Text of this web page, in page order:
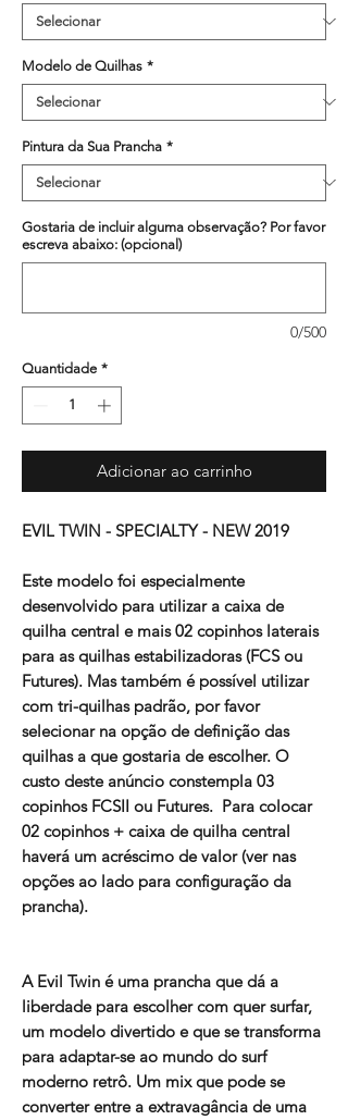
Modelo de Quilhas *
Pintura da Sua Prancha *
Gostaria de incluir alguma observação? Por favor
escreva abaixo: (opcional)
0/500
Quantidade *
Adicionar ao carrinho
EVIL TWIN - SPECIALTY - NEW 2019
Este modelo foi especialmente
desenvolvido para utilizar a caixa de
quilha central e mais 02 copinhos laterais
para as quilhas estabilizadoras (FCS ou
Futures). Mas também é possível utilizar
com tri-quilhas padrão, por favor
selecionar na opção de definição das
quilhas a que gostaria de escolher. O
custo deste anúncio constempla 03
copinhos FCSII ou Futures. Para colocar
02 copinhos + caixa de quilha central
haverá um acréscimo de valor (ver nas
opções ao lado para configuração da
prancha).
A Evil Twin é uma prancha que dá a
liberdade para escolher com quer surfar,
um modelo divertido e que se transforma
para adaptar-se ao mundo do surf
moderno retrô. Um mix que pode se
converter entre a extravagância de uma